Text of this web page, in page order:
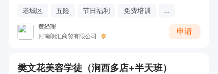
老城区 五险 节日福利 免费培训 ...
黄经理
河南朗汇商贸有限公司
申请
樊文花美容学徒（涧西多店+半天班）